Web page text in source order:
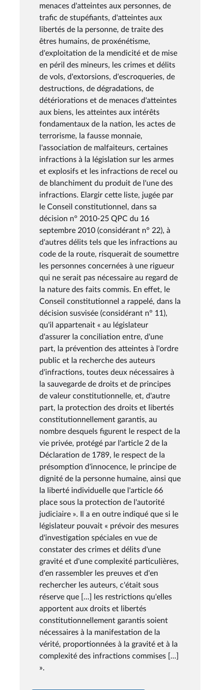
menaces d'atteintes aux personnes, de
trafic de stupéfiants, d'atteintes aux
libertés de la personne, de traite des
êtres humains, de proxénétisme,
d'exploitation de la mendicité et de mise
en péril des mineurs, les crimes et délits
de vols, d'extorsions, d'escroqueries, de
destructions, de dégradations, de
détériorations et de menaces d'atteintes
aux biens, les atteintes aux intérêts
fondamentaux de la nation, les actes de
terrorisme, la fausse monnaie,
l'association de malfaiteurs, certaines
infractions à la législation sur les armes
et explosifs et les infractions de recel ou
de blanchiment du produit de l'une des
infractions. Elargir cette liste, jugée par
le Conseil constitutionnel, dans sa
décision n° 2010-25 QPC du 16
septembre 2010 (considérant n° 22), à
d'autres délits tels que les infractions au
code de la route, risquerait de soumettre
les personnes concernées à une rigueur
qui ne serait pas nécessaire au regard de
la nature des faits commis. En effet, le
Conseil constitutionnel a rappelé, dans la
décision susvisée (considérant n° 11),
qu'il appartenait « au législateur
d'assurer la conciliation entre, d'une
part, la prévention des atteintes à l'ordre
public et la recherche des auteurs
d'infractions, toutes deux nécessaires à
la sauvegarde de droits et de principes
de valeur constitutionnelle, et, d'autre
part, la protection des droits et libertés
constitutionnellement garantis, au
nombre desquels figurent le respect de la
vie privée, protégé par l'article 2 de la
Déclaration de 1789, le respect de la
présomption d'innocence, le principe de
dignité de la personne humaine, ainsi que
la liberté individuelle que l'article 66
place sous la protection de l'autorité
judiciaire ». Il a en outre indiqué que si le
législateur pouvait « prévoir des mesures
d'investigation spéciales en vue de
constater des crimes et délits d'une
gravité et d'une complexité particulières,
d'en rassembler les preuves et d'en
rechercher les auteurs, c'était sous
réserve que [...] les restrictions qu'elles
apportent aux droits et libertés
constitutionnellement garantis soient
nécessaires à la manifestation de la
vérité, proportionnées à la gravité et à la
complexité des infractions commises [...]
».